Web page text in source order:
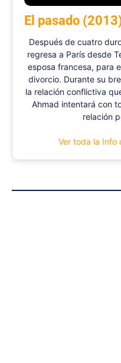
El pasado
Después de cuatro
regresa a París desde
esposa francesa, para
divorcio. Durante su
la relación conflictiva
Ahmad intentará con
relación
Ver toda la Info